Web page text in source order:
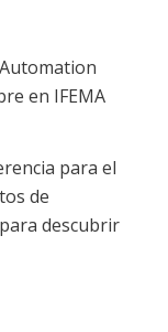
en IFEMA
para el
de
descubrir